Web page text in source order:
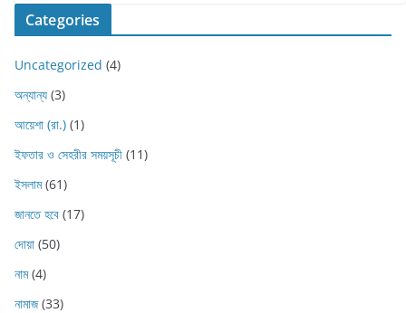
Categories
Uncategorized (4)
অন্যান্য (3)
আয়েশা (রা.) (1)
ইফতার ও সেহরীর সময়সূচী (11)
ইসলাম(61)
জানতে হবে (17)
দোয়া (50)
নাম(4)
নামাজ(33)